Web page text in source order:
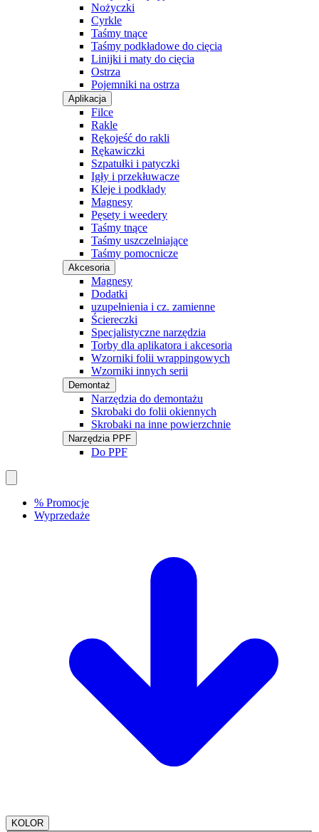
Nożyczki
Cyrkle
Taśmy tnące
Taśmy podkładowe do cięcia
Linijki i maty do cięcia
Ostrza
Pojemniki na ostrza
Aplikacja
Filce
Rakle
Rękojeść do rakli
Rękawiczki
Szpatułki i patyczki
Igły i przekłuwacze
Kleje i podkłady
Magnesy
Pęsety i weedery
Taśmy tnące
Taśmy uszczelniające
Taśmy pomocnicze
Akcesoria
Magnesy
Dodatki
uzupełnienia i cz. zamienne
Ściereczki
Specjalistyczne narzędzia
Torby dla aplikatora i akcesoria
Wzorniki folii wrappingowych
Wzorniki innych serii
Demontaż
Narzędzia do demontażu
Skrobaki do folii okiennych
Skrobaki na inne powierzchnie
Narzędzia PPF
Do PPF
% Promocje
Wyprzedaże
KOLOR